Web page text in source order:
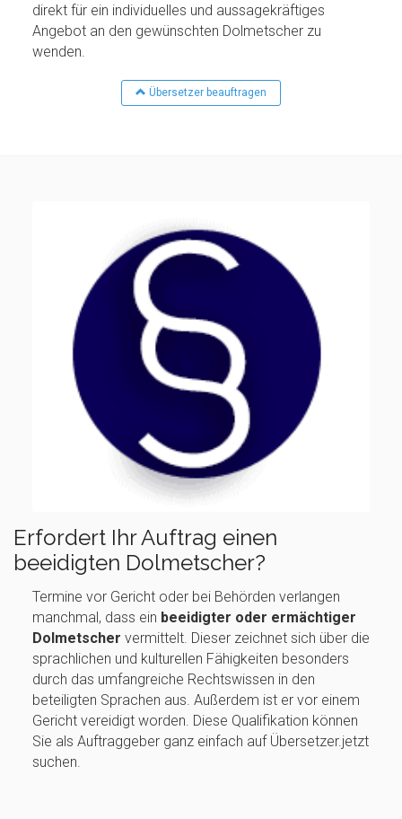
direkt für ein individuelles und aussagekräftiges
Angebot an den gewünschten Dolmetscher zu
wenden.
Übersetzer beauftragen
Erfordert Ihr Auftrag einen
beeidigten Dolmetscher?
Termine vor Gericht oder bei Behörden verlangen
manchmal, dass ein beeidigter oder ermächtiger
Dolmetscher vermittelt. Dieser zeichnet sich über die
sprachlichen und kulturellen Fähigkeiten besonders
durch das umfangreiche Rechtswissen in den
beteiligten Sprachen aus. Außerdem ist er vor einem
Gericht vereidigt worden. Diese Qualifikation können
Sie als Auftraggeber ganz einfach auf Übersetzer.jetzt
suchen.